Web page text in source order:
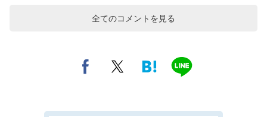
全てのコメントを見る